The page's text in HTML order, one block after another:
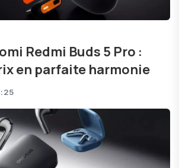
Redmi Buds 5 Pro :
en parfaite harmonie